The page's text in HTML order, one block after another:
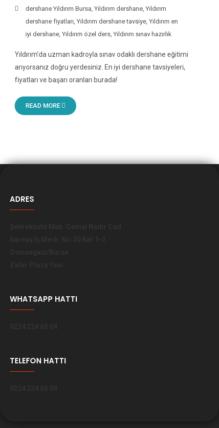
dershane Yıldırım Bursa, Yıldırım dershane, Yıldırım
dershane fiyatları, Yıldırım dershane tavsiye, Yıldırım en
iyi dershane, Yıldırım özel ders, Yıldırım sınav hazırlık
Yıldırım’da uzman kadroyla sınav odaklı dershane eğitimi
arıyorsanız doğru yerdesiniz. En iyi dershane tavsiyeleri,
fiyatları ve başarı oranları burada!
READ MORE
ADRES
WHATSAPP HATTI
TELEFON HATTI